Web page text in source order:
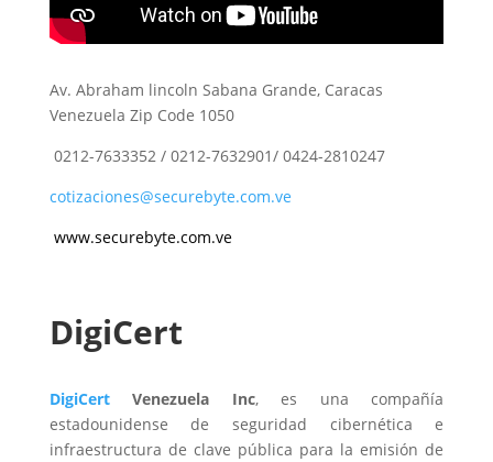
Av. Abraham lincoln Sabana Grande, Caracas
Venezuela Zip Code 1050
0212-7633352 / 0212-7632901/ 0424-2810247
cotizaciones@securebyte.com.ve
www.securebyte.com.ve
DigiCert
DigiCertVenezuela Inc, es una compañía
estadounidense de seguridad cibernética e
infraestructura de clave pública para la emisión de